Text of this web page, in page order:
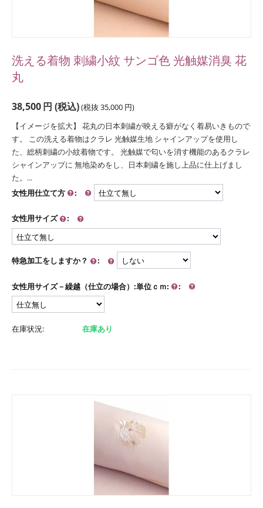
洗える着物 刺繍小紋 サンゴ色 光触媒消臭 花
丸
38,500円 (税込)(税抜 35,000 円)
【イメージを拡大】 花丸の日本刺繍が映える癖がなく着易いきもので
す。 この洗える着物はクラレ 光触媒生地 シャインアップを使用し
た、総柄刺繍の小紋着物です。 光触媒で匂いを消す機能のあるクラレ
シャインアップに 無地染めをし、日本刺繍を施し上品に仕上げまし
た。...
女性用仕立て方
:
女性用サイズ :
特急加工をしますか？ :
女性用サイズ－繰越（仕立の場合）:単位ｃｍ: :
在庫状況: 在庫あり